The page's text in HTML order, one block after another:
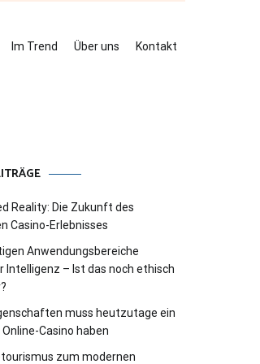
Im Trend Über uns Kontakt
Reality: Die Zukunft des
Casino-Erlebnisses
Anwendungsbereiche
Intelligenz – Ist das noch ethisch
muss heutzutage ein
Casino haben
zum modernen